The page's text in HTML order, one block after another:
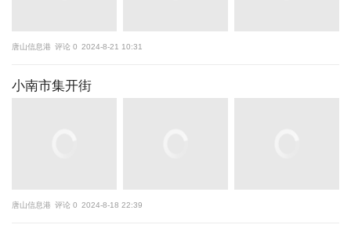
唐山信息港 评论 0 2024-8-21 10:31
小南市集开街
唐山信息港 评论 0 2024-8-18 22:39